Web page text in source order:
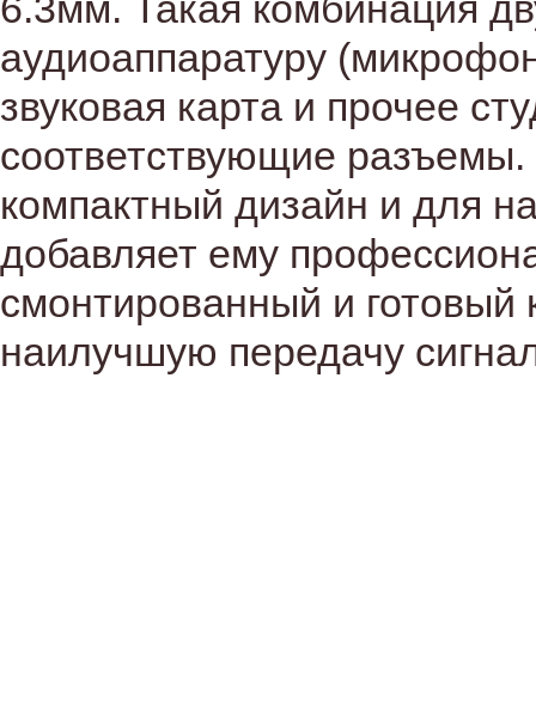
аудиоаппаратуру
звуковая карта и прочее
соответствующие разъемы.
компактный дизайн и для
добавляет ему
смонтированный и готовый
наилучшую передачу